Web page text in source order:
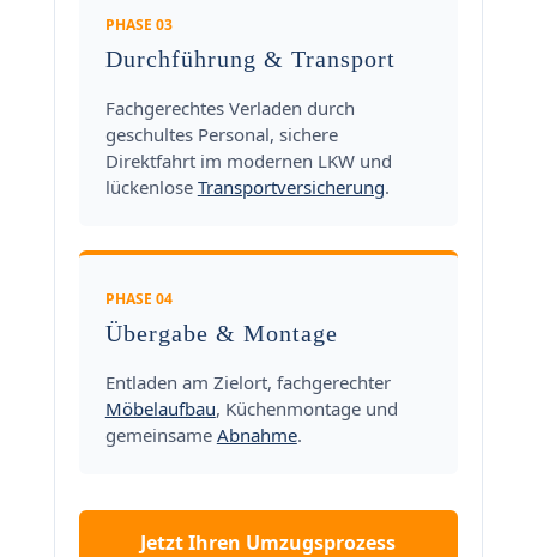
PHASE 03
Durchführung & Transport
Fachgerechtes Verladen durch
geschultes Personal, sichere
Direktfahrt im modernen LKW und
lückenlose Transportversicherung.
PHASE 04
Übergabe & Montage
Entladen am Zielort, fachgerechter
Möbelaufbau, Küchenmontage und
gemeinsame Abnahme.
Jetzt Ihren Umzugsprozess